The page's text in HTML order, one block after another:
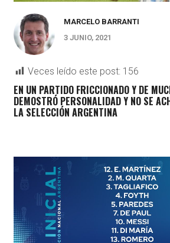
MARCELO BARRANTI
3 JUNIO, 2021
Veces leído este post: 156
EN UN PARTIDO FRICCIONADO Y DE
DEMOSTRÓ PERSONALIDAD Y NO SE
LA SELECCIÓN ARGENTINA